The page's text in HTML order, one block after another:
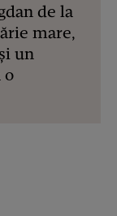
de la
mare,
un
o